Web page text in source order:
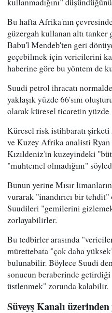
Bu hafta Afrika'nın
güzergah kullanan altı
Babu'l Mendeb'ten geri
geçebilmek için vericilerini
haberine göre bu yöntem de
Suudi petrol ihracatı
yaklaşık yüzde 66'sını
olarak küresel ticaretin yüzde
Küresel risk istihbaratı
ve Kuzey Afrika analisti
Kızıldeniz'in kuzeyindeki
"muhtemel olmadığını"
Bunun yerine Mısır
vurarak "inandırıcı bir
Suudileri "gemilerini
zorlayabilirler.
Bu tedbirler arasında
mürettebata "çok daha
bulunabilir. Böylece Suudi
sonucun beraberinde
üstlenmek" zorunda kalabilir.
Süveyş Kanalı